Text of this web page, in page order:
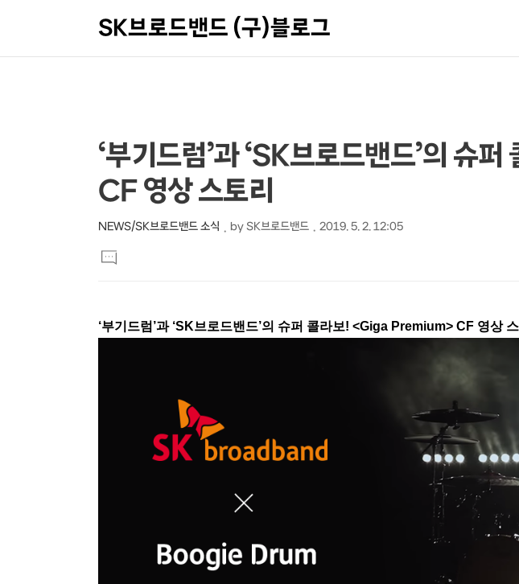
SK브로드밴드 (구)블로그
상
세
컨
텐
츠
본
문
제
‘부기드럼’과 ‘SK브로드밴드’의
CF 영상 스토리
NEWS/SK브로드밴드 소식 by SK브로드밴드 2019. 5. 2. 12:05
문
댓
글
‘부기드럼’과 ‘SK브로드밴드’의 슈퍼 콜라보! <Giga Premium> CF 영상